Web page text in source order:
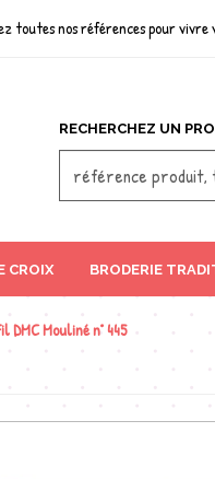
toutes nos références pour vivre
RECHERCHEZ UN
CROIX BRODERIE
DMC Mouliné n° 445